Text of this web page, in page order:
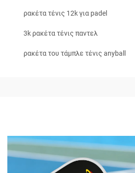
ρακέτα τένις 12k για padel
3k ρακέτα τένις παντελ
ρακέτα του τάμπλε τένις anyball